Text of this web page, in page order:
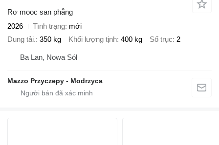
Rơ mooc san phẳng
2026
Tình trạng mới
Dung tải. 350 kg Khối lượng tịnh 400 kg Số trục 2
Ba Lan, Nowa Sól
Mazzo Przyczepy - Modrzyca